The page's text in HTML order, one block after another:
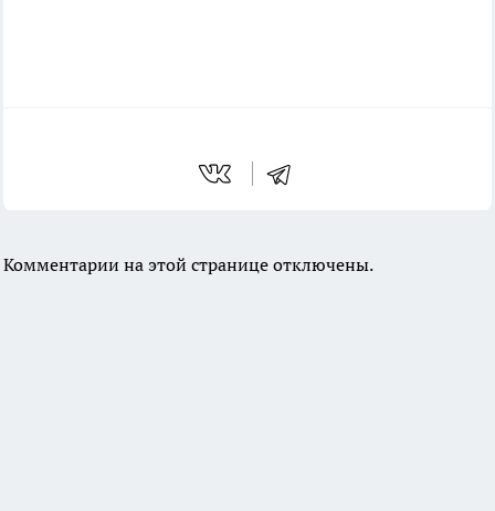
Комментарии на этой странице отключены.